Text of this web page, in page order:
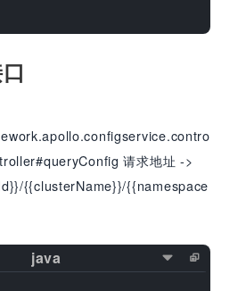
请求地址 ->
{{clusterName}}/{{namespace